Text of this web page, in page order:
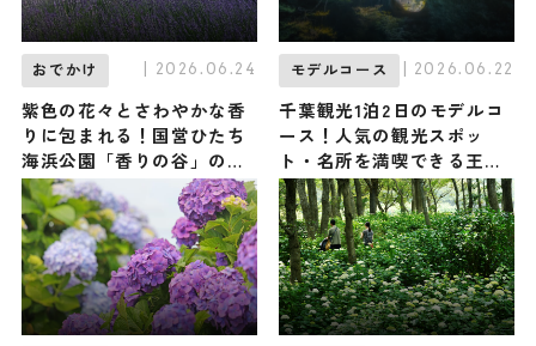
おでかけ | 2026.06.24
紫色の花々とさわやかな香
りに包まれる！国営ひたち
海浜公園「香りの谷」のラ
ベンダーが7/4頃まで見ご
ろ！カレーやコーラの香り
のハーブも / 茨城県
モデルコース | 2026.06.22
千葉観光1泊2日のモデルコ
ース！人気の観光スポッ
ト・名所を満喫できる王道
の旅程を紹介